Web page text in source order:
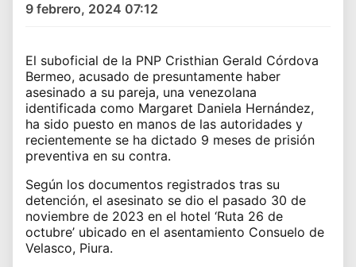
9 febrero, 2024 07:12
El suboficial de la PNP Cristhian Gerald Córdova
Bermeo, acusado de presuntamente haber
asesinado a su pareja, una venezolana
identificada como Margaret Daniela Hernández,
ha sido puesto en manos de las autoridades y
recientemente se ha dictado 9 meses de prisión
preventiva en su contra.
Según los documentos registrados tras su
detención, el asesinato se dio el pasado 30 de
noviembre de 2023 en el hotel ‘Ruta 26 de
octubre’ ubicado en el asentamiento Consuelo de
Velasco, Piura.